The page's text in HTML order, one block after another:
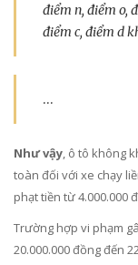
điểm n, điểm o,
điểm c, điểm d
…
Như vậy, ô tô không
toàn đối với xe chạy
phạt tiền từ 4.000.000
Trường hợp vi phạm
20.000.000 đồng đến